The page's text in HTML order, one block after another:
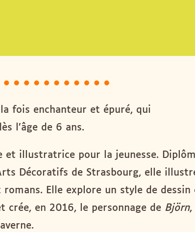
fois enchanteur et épuré, qui
l’âge de 6 ans.
et illustratrice pour la jeunesse.
Décoratifs de Strasbourg, elle
Elle explore un style de dessin
en 2016, le personnage de Björn,